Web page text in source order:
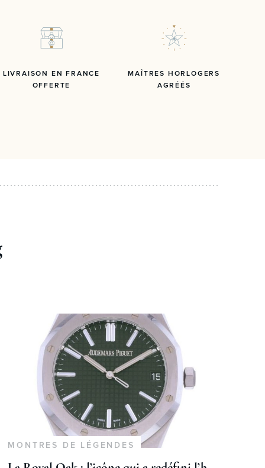
LIVRAISON EN FRANCE
OFFERTE
MAÎTRES HORLOGERS
AGRÉÉS
MONTRES DE LÉGENDES